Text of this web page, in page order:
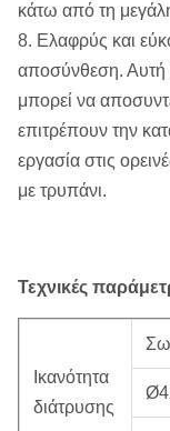
κάτω από τη
8. Ελαφρύς και
αποσύνθεση. Αυτή
μπορεί να
επιτρέπουν την
εργασία στις
με τρυπάνι.
Τεχνικές
Ικανότητα
διάτρυσης